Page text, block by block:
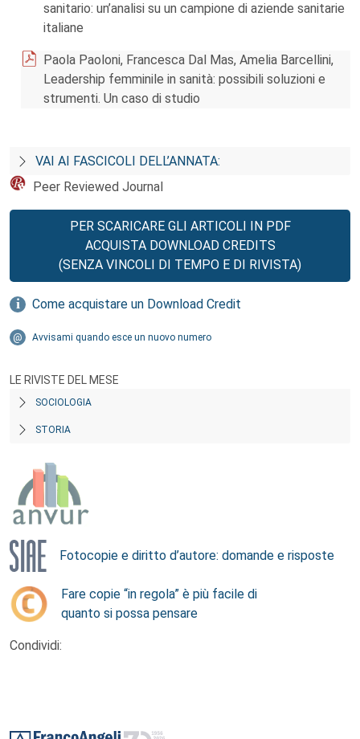
sanitario: un’analisi su un campione di aziende sanitarie
italiane
Paola Paoloni, Francesca Dal Mas, Amelia Barcellini,
Leadership femminile in sanità: possibili soluzioni e
strumenti. Un caso di studio
VAI AI FASCICOLI DELL’ANNATA:
Peer Reviewed Journal
PER SCARICARE GLI ARTICOLI IN PDF
ACQUISTA DOWNLOAD CREDITS
(SENZA VINCOLI DI TEMPO E DI RIVISTA)
Come acquistare un Download Credit
Avvisami quando esce un nuovo numero
LE RIVISTE DEL MESE
SOCIOLOGIA
STORIA
Fotocopie e diritto d’autore: domande e risposte
Fare copie “in regola” è più facile di
quanto si possa pensare
Condividi: